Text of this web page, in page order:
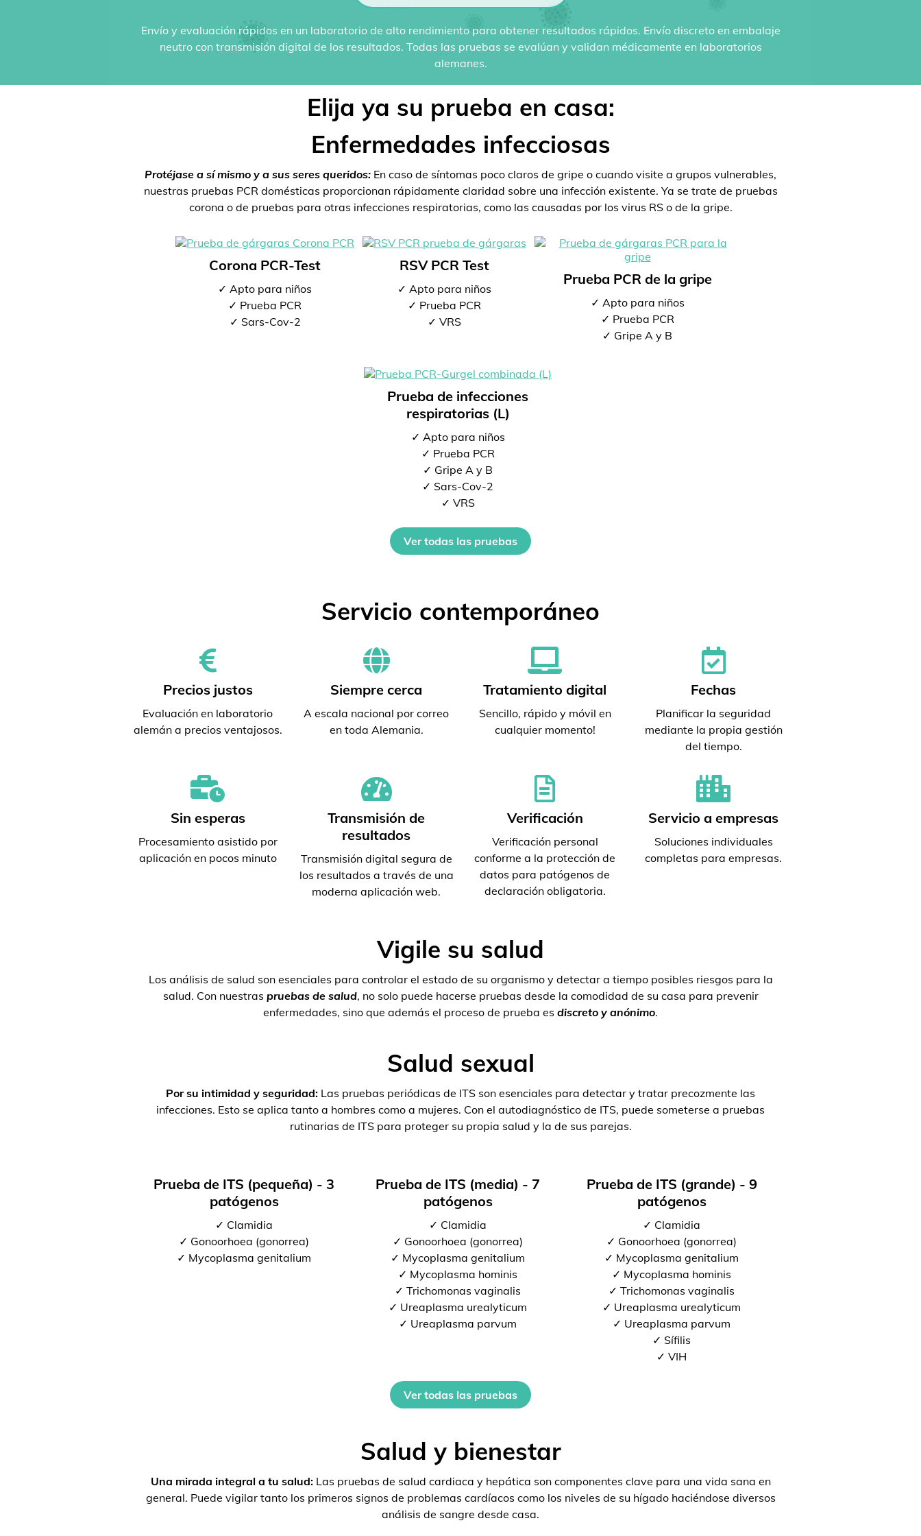
Envío y evaluación rápidos en un laboratorio de alto rendimiento para obtener resultados rápidos. Envío discreto en embalaje
neutro con transmisión digital de los resultados. Todas las pruebas se evalúan y validan médicamente en laboratorios
alemanes.
Elija ya su prueba en casa:
Enfermedades infecciosas
Protéjase a sí mismo y a sus seres queridos: En caso de síntomas poco claros de gripe o cuando visite a grupos vulnerables,
nuestras pruebas PCR domésticas proporcionan rápidamente claridad sobre una infección existente. Ya se trate de pruebas
corona o de pruebas para otras infecciones respiratorias, como las causadas por los virus RS o de la gripe.
Corona PCR-Test
✓ Apto para niños
✓ Prueba PCR
✓ Sars-Cov-2
RSV PCR Test
✓ Apto para niños
✓ Prueba PCR
✓ VRS
Prueba PCR de la gripe
✓ Apto para niños
✓ Prueba PCR
✓ Gripe A y B
Prueba de infecciones
respiratorias (L)
✓ Apto para niños
✓ Prueba PCR
✓ Gripe A y B
✓ Sars-Cov-2
✓ VRS
Ver todas las pruebas
Servicio contemporáneo
Precios justos
Evaluación en laboratorio
alemán a precios ventajosos.
Siempre cerca
A escala nacional por correo
en toda Alemania.
Tratamiento digital
Sencillo, rápido y móvil en
cualquier momento!
Fechas
Planificar la seguridad
mediante la propia gestión
del tiempo.
Sin esperas
Procesamiento asistido por
aplicación en pocos minuto
Transmisión de
resultados
Transmisión digital segura de
los resultados a través de una
moderna aplicación web.
Verificación
Verificación personal
conforme a la protección de
datos para patógenos de
declaración obligatoria.
Servicio a empresas
Soluciones individuales
completas para empresas.
Vigile su salud
Los análisis de salud son esenciales para controlar el estado de su organismo y detectar a tiempo posibles riesgos para la
salud. Con nuestras pruebas de salud, no solo puede hacerse pruebas desde la comodidad de su casa para prevenir
enfermedades, sino que además el proceso de prueba es discreto y anónimo.
Salud sexual
Por su intimidad y seguridad: Las pruebas periódicas de ITS son esenciales para detectar y tratar precozmente las
infecciones. Esto se aplica tanto a hombres como a mujeres. Con el autodiagnóstico de ITS, puede someterse a pruebas
rutinarias de ITS para proteger su propia salud y la de sus parejas.
Prueba de ITS (pequeña) - 3
patógenos
✓ Clamidia
✓ Gonoorhoea (gonorrea)
✓ Mycoplasma genitalium
Prueba de ITS (media) - 7
patógenos
✓ Clamidia
✓ Gonoorhoea (gonorrea)
✓ Mycoplasma genitalium
✓ Mycoplasma hominis
✓ Trichomonas vaginalis
✓ Ureaplasma urealyticum
✓ Ureaplasma parvum
Prueba de ITS (grande) - 9
patógenos
✓ Clamidia
✓ Gonoorhoea (gonorrea)
✓ Mycoplasma genitalium
✓ Mycoplasma hominis
✓ Trichomonas vaginalis
✓ Ureaplasma urealyticum
✓ Ureaplasma parvum
✓ Sífilis
✓ VIH
Ver todas las pruebas
Salud y bienestar
Una mirada integral a tu salud:Las pruebas de salud cardiaca y hepática son componentes clave para una vida sana en
general. Puede vigilar tanto los primeros signos de problemas cardíacos como los niveles de su hígado haciéndose diversos
análisis de sangre desde casa.